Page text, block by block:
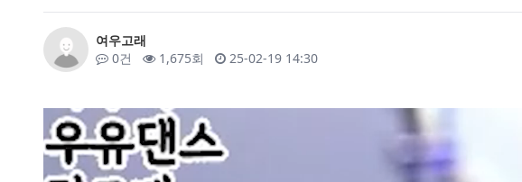
작성자
여우고래
댓글0건 조회1,675회 작성일
25-02-19 14:30